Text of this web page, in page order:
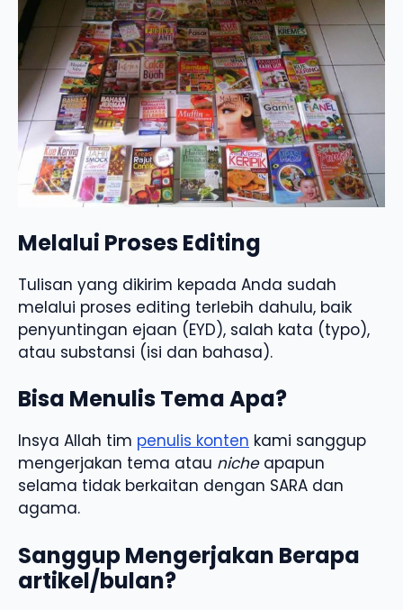
Melalui Proses Editing
Tulisan yang dikirim kepada Anda sudah
melalui proses editing terlebih dahulu, baik
penyuntingan ejaan (EYD), salah kata (typo),
atau substansi (isi dan bahasa).
Bisa Menulis Tema Apa?
Insya Allah tim penulis konten kami sanggup
mengerjakan tema atau nicheapapun
selama tidak berkaitan dengan SARA dan
agama.
Sanggup Mengerjakan Berapa
artikel/bulan?